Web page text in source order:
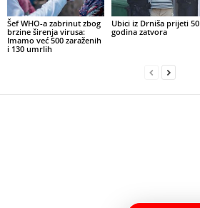
Šef WHO-a zabrinut zbog
brzine širenja virusa:
Imamo već 500 zaraženih
i 130 umrlih
Ubici iz Drniša prijeti 50
godina zatvora